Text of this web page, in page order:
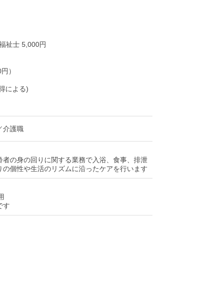
祉士 5,000円
）
による)
介護職
の身の回りに関する業務で入浴、食事、排泄
個性や生活のリズムに沿ったケアを行います
す